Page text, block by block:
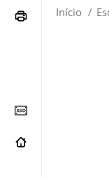
Início